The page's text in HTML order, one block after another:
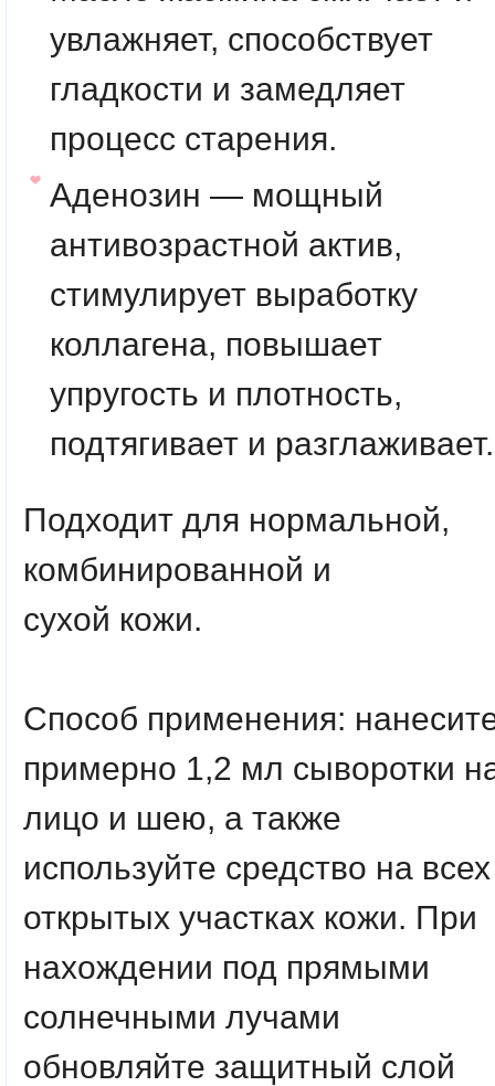
увлажняет, способствует
гладкости и замедляет
процесс старения.
Аденозин — мощный
антивозрастной актив,
стимулирует выработку
коллагена, повышает
упругость и плотность,
подтягивает и разглаживает.
Подходит для нормальной,
комбинированной и
сухой кожи.
Способ применения:
примерно 1,2 мл сыворотки
лицо и шею, а также
используйте средство на всех
открытых участках кожи. При
нахождении под прямыми
солнечными лучами
обновляйте защитный слой